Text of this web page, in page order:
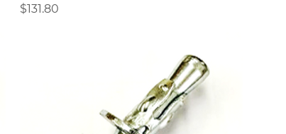
Precio
$131.80